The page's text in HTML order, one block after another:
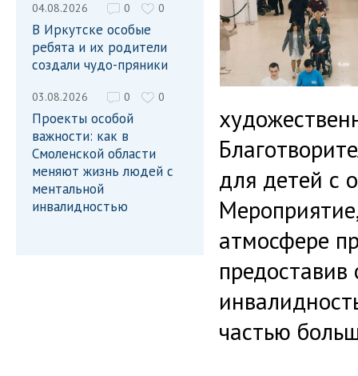
04.08.2026 0 0
В Иркутске особые
ребята и их родители
создали чудо-пряники
03.08.2026 0 0
Проекты особой
важности: как в
Смоленской области
меняют жизнь людей с
ментальной
инвалидностью
для детей с
атмосфере
частью